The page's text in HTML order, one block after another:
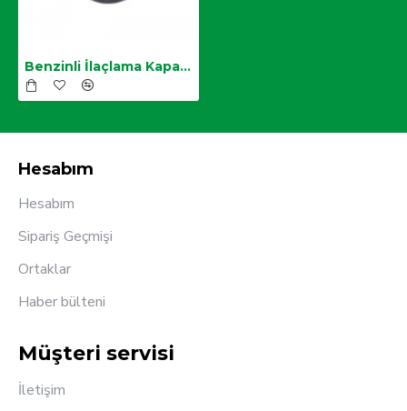
Benzinli İlaçlama Kapak Altı Contası
Hesabım
Hesabım
Sipariş Geçmişi
Ortaklar
Haber bülteni
Müşteri servisi
İletişim